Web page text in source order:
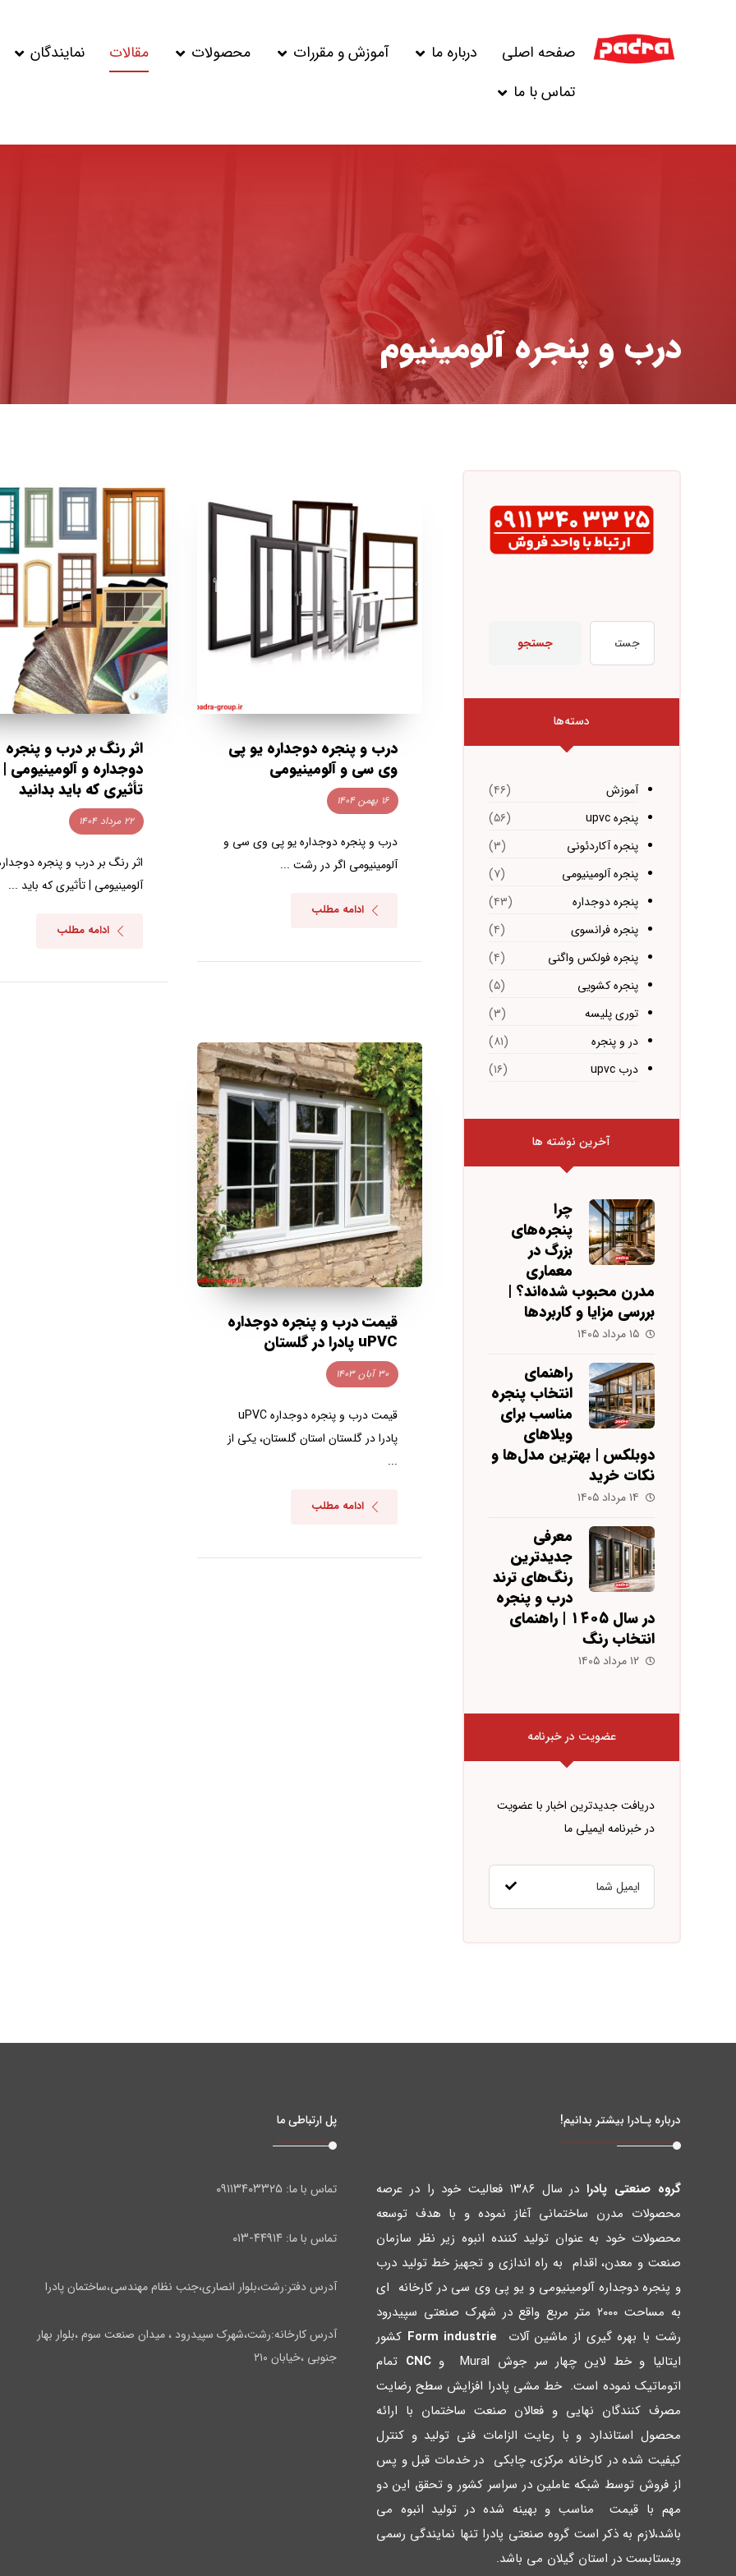
صفحه اصلی درباره ما آموزش و مقررات محصولات مقالات
نمایندگان
تماس با ما
درب و پنجره آلومینیوم
درب و پنجره دوجداره یو پی
وی سی و آلومینیومی
۱۶ بهمن ۱۴۰۴
درب و پنجره دوجداره یو پی وی سی و
آلومینیومی اگر در رشت ...
ادامه مطلب
اثر رنگ بر درب و پنجره
دوجداره و آلومینیومی |
تأثیری که باید بدانید
۲۲ مرداد ۱۴۰۴
اثر رنگ بر درب و پنجره
آلومینیومی | تأثیری که باید ...
ادامه مطلب
قیمت درب و پنجره دوجداره
uPVC پادرا در گلستان
۳۰ آبان ۱۴۰۳
قیمت درب و پنجره دوجداره uPVC
پادرا در گلستان استان گلستان، یکی از
...
ادامه مطلب
جستجو
دسته‌ها
آموزش
(۴۶)
پنجره upvc
(۵۶)
پنجره آکاردئونی
(۳)
پنجره آلومینیومی
(۷)
پنجره دوجداره
(۴۳)
پنجره فرانسوی
(۴)
پنجره فولکس واگنی
(۴)
پنجره کشویی
(۵)
توری پلیسه
(۳)
در و پنجره
(۸۱)
درب upvc
(۱۶)
آخرین نوشته ها
چرا
پنجره‌های
بزرگ در
معماری
مدرن محبوب شده‌اند؟ |
بررسی مزایا و کاربردها
۱۵ مرداد ۱۴۰۵
راهنمای
انتخاب پنجره
مناسب برای
ویلاهای
دوبلکس | بهترین مدل‌ها و
نکات خرید
۱۴ مرداد ۱۴۰۵
معرفی
جدیدترین
رنگ‌های ترند
درب و پنجره
در سال ۱۴۰۵ | راهنمای
انتخاب رنگ
۱۲ مرداد ۱۴۰۵
عضویت در خبرنامه
دریافت جدیدترین اخبار با عضویت
در خبرنامه ایمیلی ما
درباره پـادرا بیشتر بدانیم!
گروه صنعتی پادرا
در سال ۱۳۸۶ فعالیت خود را در عرصه
محصولات مدرن ساختمانی آغاز نموده و با هدف توسعه
محصولات خود به عنوان تولید کننده انبوه زیر نظر سازمان
صنعت و معدن، اقدام به راه اندازي و تجهیز خط تولید درب
و پنجره دوجداره آلومینیومی و یو پی وي سی در کارخانه اي
به مساحت ۲۰۰۰ متر مربع واقع در شهرك صنعتی سپیدرود
رشت با بهره گیري از ماشین آلات Form industrie کشور
ایتالیا و خط لاین چهار سر جوش Mural و
CNC تمام
اتوماتیک نموده است. خط مشی پادرا افزایش سطح رضایت
مصرف کنندگان نهایی و فعالان صنعت ساختمان با ارائه
محصول استاندارد و با رعایت الزامات فنی تولید و کنترل
کیفیت شده در کارخانه مرکزي، چابکی در خدمات قبل و پس
از فروش توسط شبکه عاملین در سراسر کشور و تحقق این دو
مهم با قیمت مناسب و بهینه شده در تولید انبوه می
باشد،لازم به ذکر است گروه صنعتی پادرا تنها نمایندگی رسمی
ویستابست در استان گیلان می باشد.
پل ارتباطی ما
تماس با ما:۰۹۱۱۳۴۰۳۳۲۵
تماس با ما: ۴۴۹۱۴-۰۱۳
آدرس دفتر:رشت،بلوار انصاری،جنب نظام مهندسی،ساختمان پادرا
آدرس کارخانه:رشت،شهرک سپیدرود ، میدان صنعت سوم ،بلوار بهار
جنوبی ،خیابان ۲۱۰